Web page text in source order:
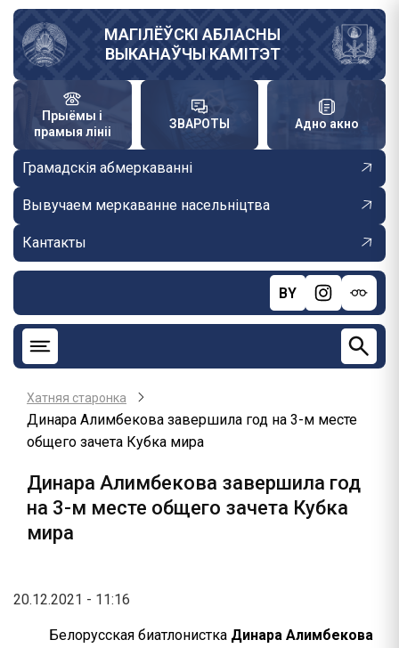
Skip
main
content
МАГІЛЁЎСКІ АБЛАСНЫ
ВЫКАНАЎЧЫ КАМІТЭТ
Прыёмы і
прамыя лініі
ЗВАРОТЫ Адно акно
Грамадскія абмеркаванні
Вывучаем меркаванне насельніцтва
Кантакты
BY
Хатняя старонка
Динара Алимбекова завершила год на 3-м месте
общего зачета Кубка мира
Динара Алимбекова завершила год
на 3-м месте общего зачета Кубка
мира
20.12.2021 - 11:16
Белорусская биатлонистка Динара Алимбекова